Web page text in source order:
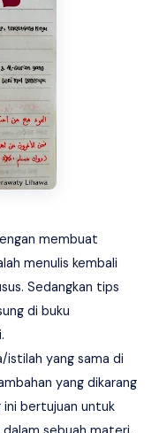
membuat
menulis kembali
Sedangkan tips
di buku
yang sama di
yang dikarang
bertujuan untuk